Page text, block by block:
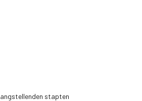
stapten